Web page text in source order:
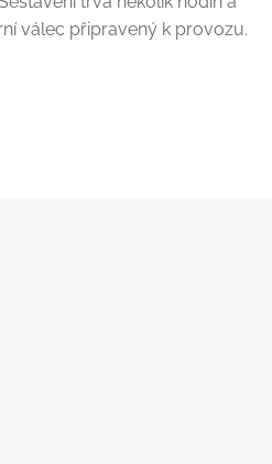
válec připravený k provozu.